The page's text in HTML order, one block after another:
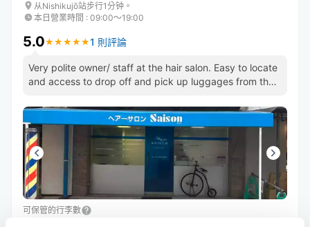
从Nishikujō站步行1分钟。
本日營業時間 : 09:00〜19:00
5.0★ ★ ★ ★ ★
★ ★ ★ ★ ★1 則評論
Very polite owner/ staff at the hair salon. Easy to locate
and access to drop off and pick up luggages from the
可保管的行李數